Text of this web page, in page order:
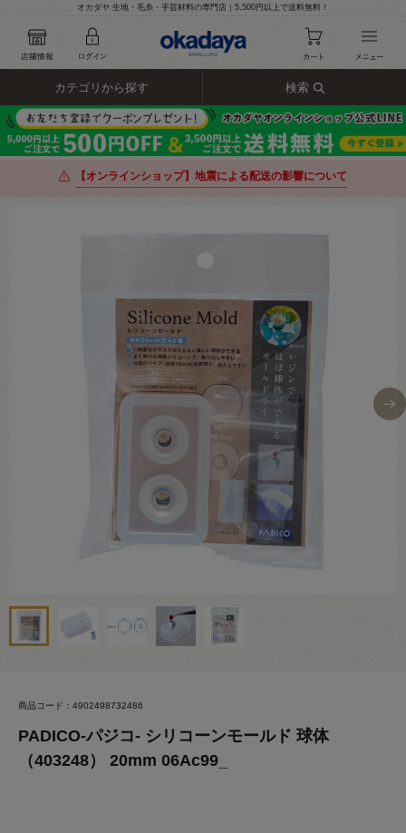
オカダヤ 生地・毛糸・手芸材料の専門店｜5,500円以上で送料無料！
カテゴリから探す 検索
【オンラインショップ】地震による配送の影響について
商品コード：4902498732486
PADICO-パジコ- シリコーンモールド 球体
（403248） 20mm 06Ac99_